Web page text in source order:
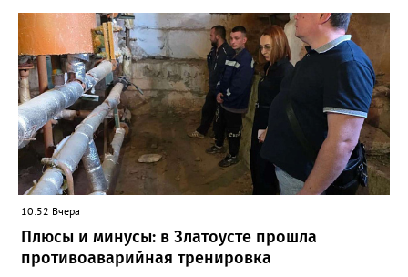
«Благодаря её мудрому руководству в школе сформировался
сильный педагогический коллектив, объединённый общими
ценностями и любовью к своему делу. Для многих Галина
Ивановна навсегда останется не только талантливым
руководителем, но и настоящим Учителем с большой буквы», -
говорится в сообществе школы №23 во ВКонтакте. Свои
соболезнования семье Галины Ивановны выразил глава
Златоуста Олег Решетников. «Её вклад зафиксирован в
важнейших документах школы, но главное - он остался в
людях: в тех учителях, которых она поддержала, в тех
учениках, которых она вдохновила. Заслуженный учитель РФ,
«Отличник народного просвещения», обладатель медали «За
доблестный труд», Галина Ивановна оставила не только
награды и документы, но и работающий, живой механизм
школы, который продолжает жить её принципами», - говорится
в некрологе.
10:52 Вчера
Плюсы и минусы: в Златоусте прошла
противоаварийная тренировка